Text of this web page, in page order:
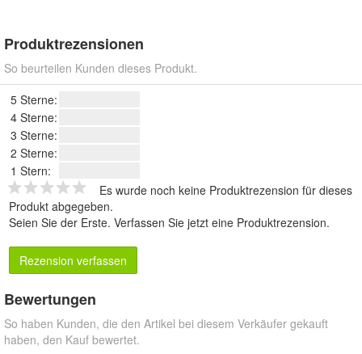
Produktrezensionen
So beurteilen Kunden dieses Produkt.
5 Sterne:
4 Sterne:
3 Sterne:
2 Sterne:
1 Stern:
Es wurde noch keine Produktrezension für dieses
Produkt abgegeben.
Seien Sie der Erste. Verfassen Sie jetzt eine Produktrezension.
Rezension verfassen
Bewertungen
So haben Kunden, die den Artikel bei diesem Verkäufer gekauft
haben, den Kauf bewertet.